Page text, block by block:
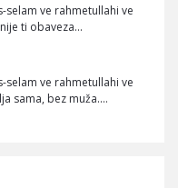
selam ve rahmetullahi ve
ti obaveza…
selam ve rahmetullahi ve
sama, bez muža.…